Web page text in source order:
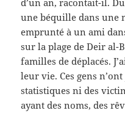
une béquille dans une
emprunté à un ami
sur la plage de Deir al-
familles de déplacés.
leur vie. Ces gens
statistiques ni des
ayant des noms, des